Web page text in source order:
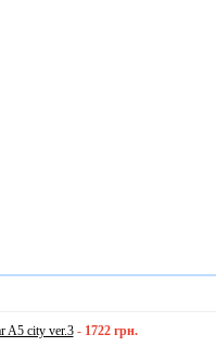
A5 city ver.3- 1722 грн.